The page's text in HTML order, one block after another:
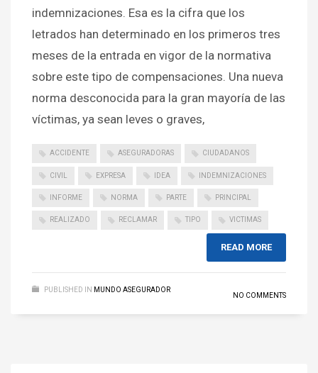
indemnizaciones. Esa es la cifra que los
letrados han determinado en los primeros tres
meses de la entrada en vigor de la normativa
sobre este tipo de compensaciones. Una nueva
norma desconocida para la gran mayoría de las
víctimas, ya sean leves o graves,
ACCIDENTE ASEGURADORAS CIUDADANOS
CIVIL EXPRESA IDEA INDEMNIZACIONES
INFORME NORMA PARTE PRINCIPAL
REALIZADO RECLAMAR TIPO VICTIMAS
READ MORE
PUBLISHED IN MUNDO ASEGURADOR
NO COMMENTS